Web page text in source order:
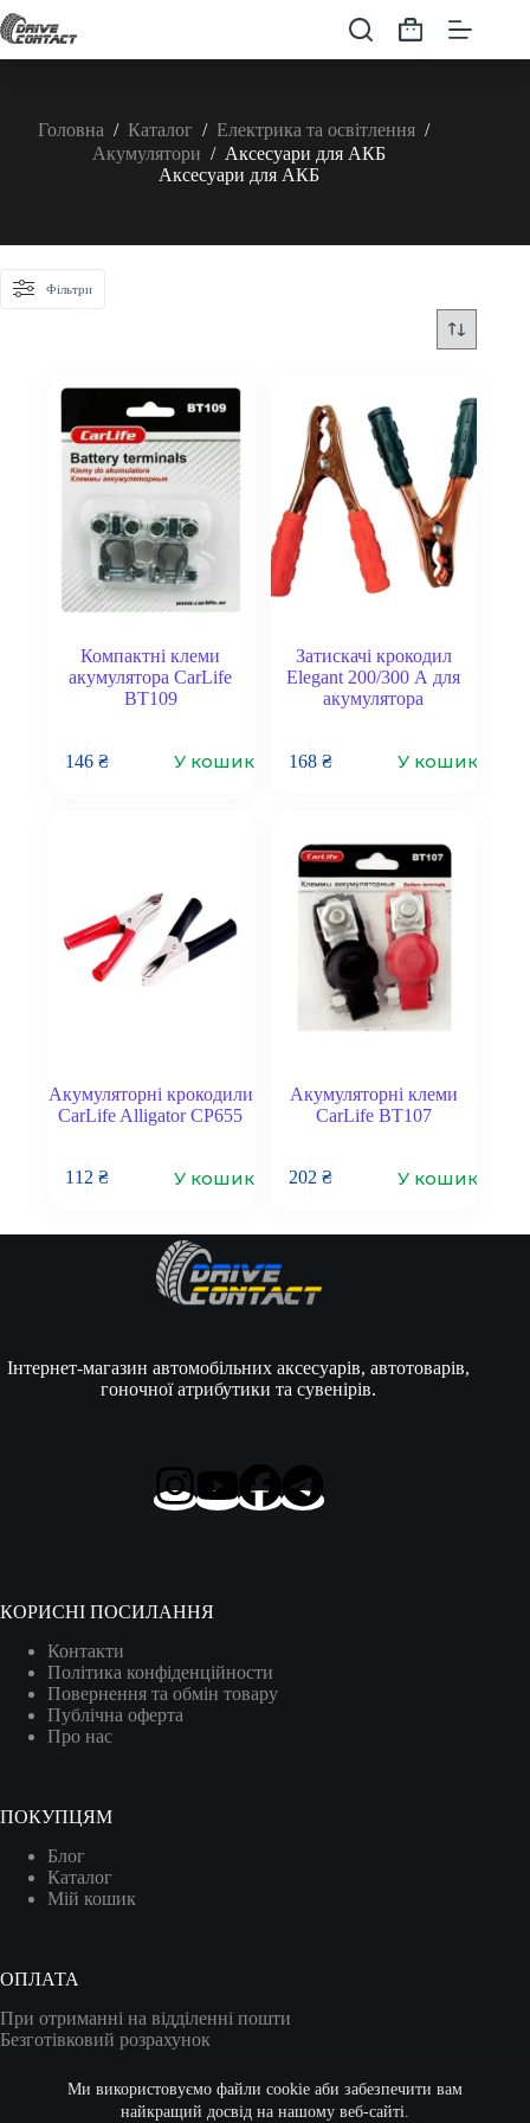
Перейти
до
Ми використовуємо файли cookie аби забезпечити вам
найкращий досвід на нашому веб-сайті.
Кошик
Головна / Каталог / Електрика та освітлення /
Акумулятори / Аксесуари для АКБ
Аксесуари для АКБ
Фільтри
Компактні клеми
акумулятора CarLife
BT109
146₴ У кошик
Затискачі крокодил
Elegant 200/300 А для
акумулятора
168 ₴ У кошик
Акумуляторні крокодили
CarLife Alligator CP655
112₴ У кошик
Акумуляторні клеми
CarLife BT107
202 ₴ У кошик
Інтернет-магазин автомобільних аксесуарів, автотоварів,
гоночної атрибутики та сувенірів.
КОРИСНІ ПОСИЛАННЯ
Контакти
Політика конфіденційности
Повернення та обмін товару
Публічна оферта
Про нас
ПОКУПЦЯМ
Блог
Каталог
Мій кошик
ОПЛАТА
При отриманні на відділенні пошти
Безготівковий розрахунок